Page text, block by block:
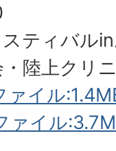
ティバル
陸上クリ
ァイル
ァイル